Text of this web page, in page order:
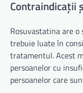
Contraindicații
Rosuvastatina are
trebuie luate în
tratamentul. Acest
persoanelor cu
persoanelor care